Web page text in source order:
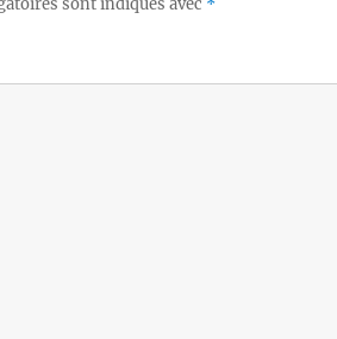
sont indiqués avec *